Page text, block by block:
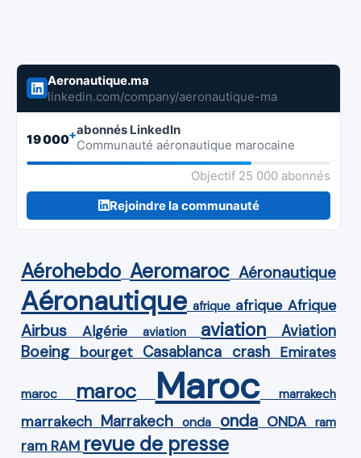
Aeronautique.ma
linkedin.com/company/aeronautique-ma
19 000+abonnés LinkedIn
Communauté aéronautique marocaine
Objectif 25 000 abonnés
Rejoindre la communauté
Aérohebdo Aeromaroc Aéronautique
Aéronautique afrique afrique Afrique
Airbus Algérie aviation aviation Aviation
Boeing bourget Casablanca crash Emirates
maroc maroc Maroc marrakech
marrakech Marrakech onda onda ONDA ram
ram RAM revue de presse